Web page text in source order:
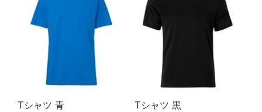
Tシャツ 青 Tシャツ 黒